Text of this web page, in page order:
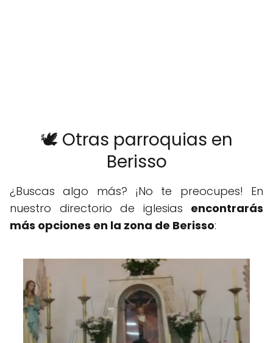
🕊️ Otras parroquias en
Berisso
¿Buscas algo más? ¡No te preocupes! En
nuestro directorio de iglesias encontrarás
más opciones en la zona de Berisso: